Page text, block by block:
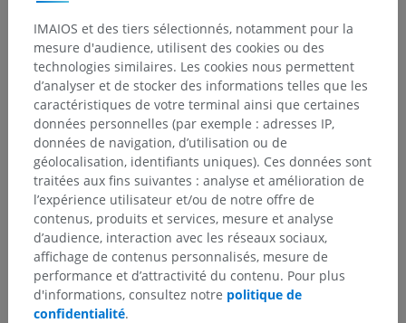
Anatomie humaine 1
Anatomie comparée chez l’animal
Traductions
Vous avez vu une erreur ?
IMAIOS et des tiers sélectionnés, notamment pour la
mesure d'audience, utilisent des cookies ou des
technologies similaires. Les cookies nous permettent
d’analyser et de stocker des informations telles que les
caractéristiques de votre terminal ainsi que certaines
données personnelles (par exemple : adresses IP,
données de navigation, d’utilisation ou de
géolocalisation, identifiants uniques). Ces données sont
traitées aux fins suivantes : analyse et amélioration de
l’expérience utilisateur et/ou de notre offre de
contenus, produits et services, mesure et analyse
d’audience, interaction avec les réseaux sociaux,
affichage de contenus personnalisés, mesure de
performance et d’attractivité du contenu. Pour plus
d'informations, consultez notre politique de
confidentialité.